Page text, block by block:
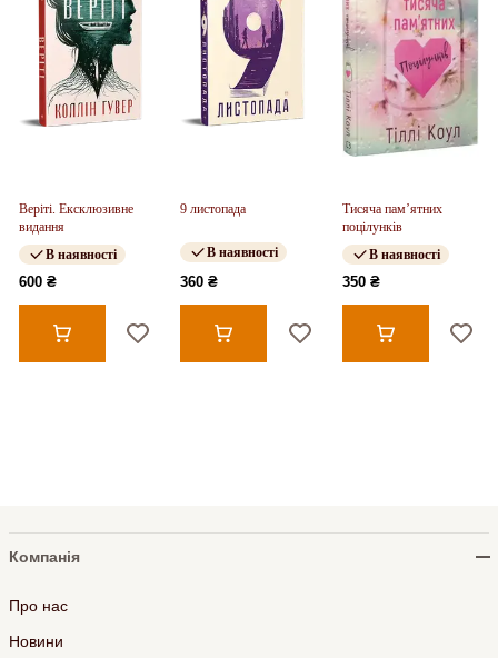
Веріті. Ексклюзивне
видання
В наявності
600 ₴
9 листопада
В наявності
360 ₴
Тисяча пам’ятних
поцілунків
В наявності
350 ₴
Компанія
Про нас
Новини